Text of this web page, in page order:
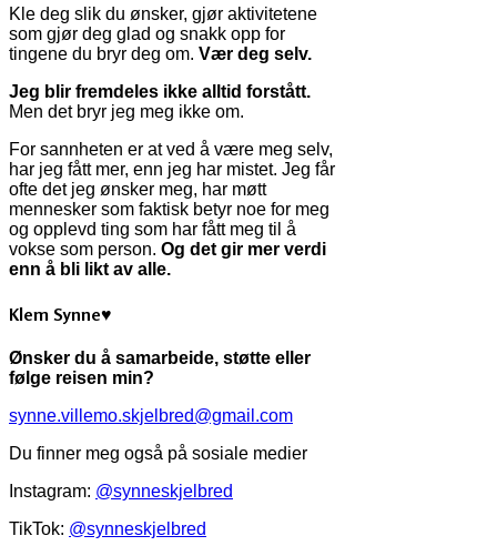
Kle deg slik du ønsker, gjør aktivitetene
som gjør deg glad og snakk opp for
tingene du bryr deg om. Vær deg selv.
Jeg blir fremdeles ikke alltid forstått.
Men det bryr jeg meg ikke om.
For sannheten er at ved å være meg selv,
har jeg fått mer, enn jeg har mistet. Jeg får
ofte det jeg ønsker meg, har møtt
mennesker som faktisk betyr noe for meg
og opplevd ting som har fått meg til å
vokse som person. Og det gir mer verdi
enn å bli likt av alle.
Klem Synne♥
Ønsker du å samarbeide, støtte eller
følge reisen min?
synne.villemo.skjelbred@gmail.com
Du finner meg også på sosiale medier
Instagram: @synneskjelbred
TikTok: @synneskjelbred